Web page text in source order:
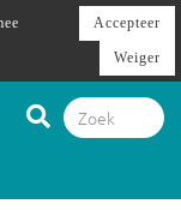
Accepteer
Weiger